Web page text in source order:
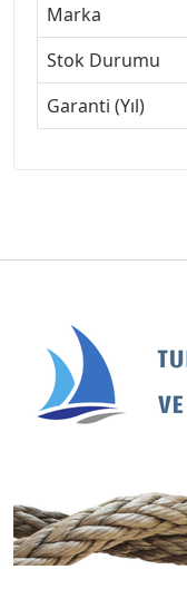
Marka
Stok Durumu
Garanti (Yıl)